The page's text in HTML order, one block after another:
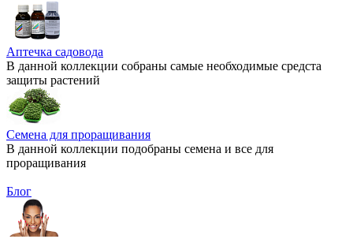
Аптечка садовода
В данной коллекции собраны самые необходимые средста
защиты растений
Семена для проращивания
В данной коллекции подобраны семена и все для
проращивания
Блог